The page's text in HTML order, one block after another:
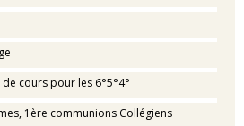
cours pour les 6°5°4°
1ère communions Collégiens